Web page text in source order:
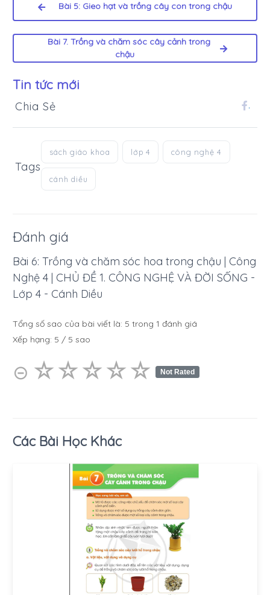
Bài 5: Gieo hạt và trồng cây con trong chậu
Bài 7. Trồng và chăm sóc cây cảnh trong
chậu
Tin tức mới
Chia Sẻ .
Tags
sách giáo khoa lớp 4 công nghệ 4
cánh diều
Đánh giá
Bài 6: Trồng và chăm sóc hoa trong chậu | Công
Nghệ 4 | CHỦ ĐỀ 1. CÔNG NGHỆ VÀ ĐỜI SỐNG -
Lớp 4 - Cánh Diều
Tổng số sao của bài viết là: 5 trong 1 đánh giá
Xếp hạng: 5 / 5 sao
⊝ ☆☆☆☆☆
★★★★★ Not Rated
Các Bài Học Khác